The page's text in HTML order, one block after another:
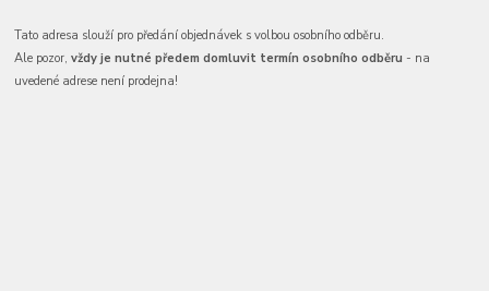
Tato adresa slouží pro předání objednávek s volbou osobního odběru.
Ale pozor,vždy je nutné předem domluvit termín osobního odběru - na
uvedené adrese není prodejna!